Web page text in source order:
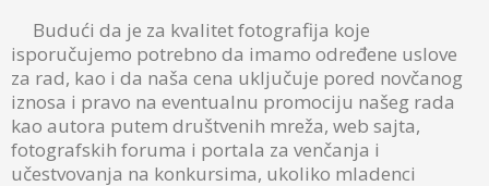
Budući da je za kvalitet fotografija koje
isporučujemo potrebno da imamo određene uslove
za rad, kao i da naša cena uključuje pored novčanog
iznosa i pravo na eventualnu promociju našeg rada
kao autora putem društvenih mreža, web sajta,
fotografskih foruma i portala za venčanja i
učestvovanja na konkursima, ukoliko mladenci